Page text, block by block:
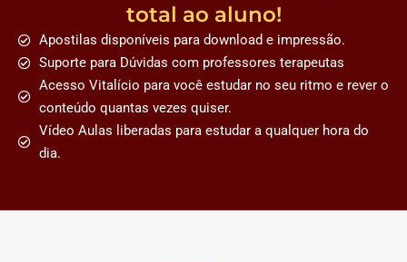
total ao aluno!
Apostilas disponíveis para download e impressão.
Suporte para Dúvidas com professores terapeutas
Acesso Vitalício para você estudar no seu ritmo e rever o
conteúdo quantas vezes quiser.
Vídeo Aulas liberadas para estudar a qualquer hora do
dia.